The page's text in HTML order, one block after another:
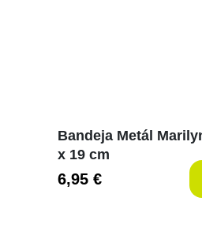
Bandeja Metál
x 19 cm
6,95 €